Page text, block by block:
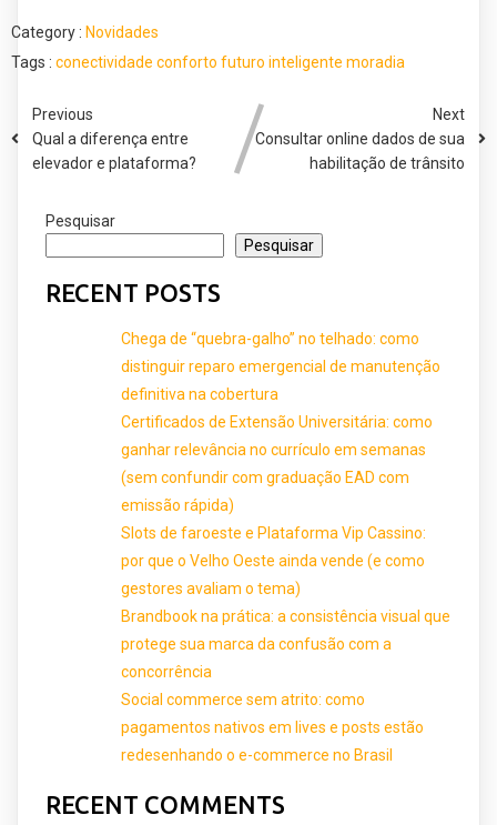
Category : Novidades
Tags : conectividade conforto futuro inteligente moradia
Previous
Qual a diferença entre
elevador e plataforma?
Next
Consultar online dados de sua
habilitação de trânsito
Pesquisar
Pesquisar
RECENT POSTS
Chega de “quebra-galho” no telhado: como
distinguir reparo emergencial de manutenção
definitiva na cobertura
Certificados de Extensão Universitária: como
ganhar relevância no currículo em semanas
(sem confundir com graduação EAD com
emissão rápida)
Slots de faroeste e Plataforma Vip Cassino:
por que o Velho Oeste ainda vende (e como
gestores avaliam o tema)
Brandbook na prática: a consistência visual que
protege sua marca da confusão com a
concorrência
Social commerce sem atrito: como
pagamentos nativos em lives e posts estão
redesenhando o e-commerce no Brasil
RECENT COMMENTS